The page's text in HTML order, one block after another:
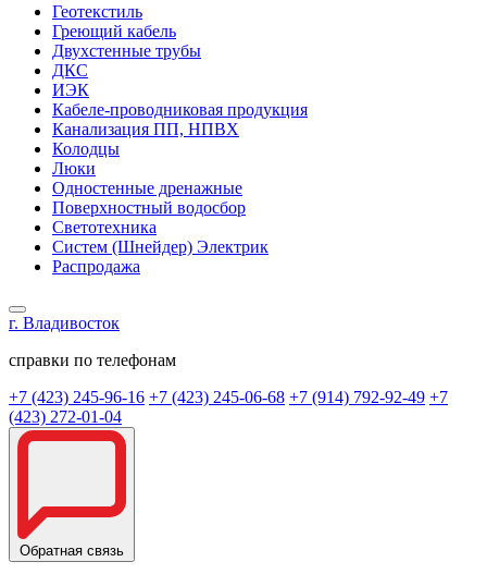
Геотекстиль
Греющий кабель
Двухстенные трубы
ДКС
ИЭК
Кабеле-проводниковая продукция
Канализация ПП, НПВХ
Колодцы
Люки
Одностенные дренажные
Поверхностный водосбор
Светотехника
Систем (Шнейдер) Электрик
Распродажа
г. Владивосток
справки по телефонам
+7 (423) 245-96-16 +7 (423) 245-06-68 +7 (914) 792-92-49 +7
(423) 272-01-04
Обратная связь